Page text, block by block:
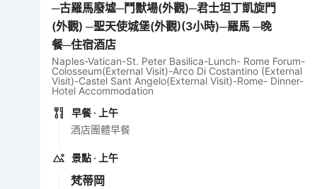
─古羅馬廢墟─鬥獸場(外觀)─君士坦丁凱旋門
(外觀) ─聖天使城堡(外觀)(3小時)─羅馬 ─晚
餐─住宿酒店
Naples-Vatican-St. Peter Basilica-Lunch- Rome Forum-
Colosseum(External Visit)-Arco Di Costantino (External
Visit)-Castel Sant Angelo(External Visit)-Rome- Dinner-
Hotel Accommodation
早餐 · 上午
酒店團體早餐
景點 · 上午
梵蒂岡